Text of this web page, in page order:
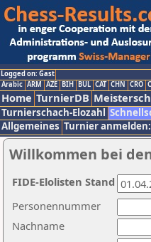
Logged on: Gast
Arabic ARM AZE BIH BUL CAT CHN CRO
Home TurnierDB
Turnierschach-Elozahl
Allgemeines Turnier anmelden:
Willkommen bei
Nachname
Personennummer
FIDE-Elolisten Stand